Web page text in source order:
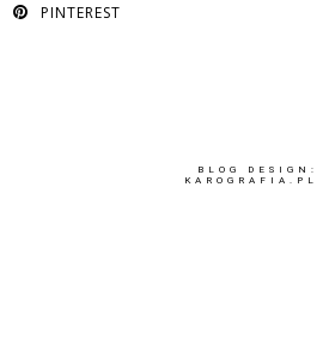
PINTEREST
BLOG DESIGN:
KAROGRAFIA.PL